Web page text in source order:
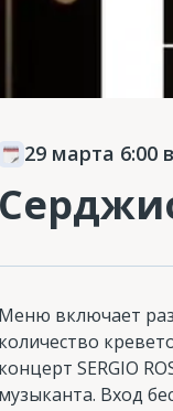
29 марта 6:00
Меню включает
количество
концерт SERGIO
музыканта. Вход